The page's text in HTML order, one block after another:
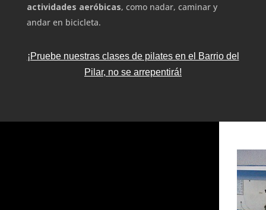
actividades aeróbicas, como nadar, caminar y
andar en bicicleta.
¡Pruebe nuestras clases de pilates en el Barrio del
Pilar, no se arrepentirá!